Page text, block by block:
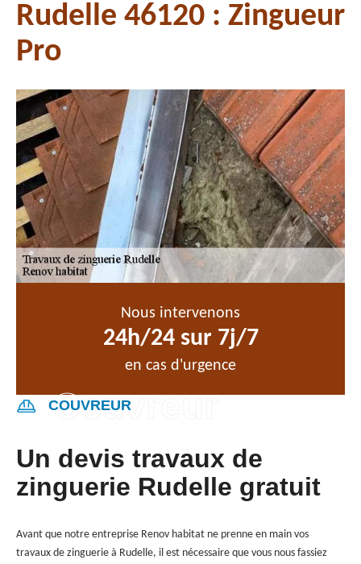
Rudelle 46120 : Zingueur
Pro
Nous intervenons
24h/24 sur 7j/7
en cas d'urgence
COUVREUR
Un devis travaux de
zinguerie Rudelle gratuit
Avant que notre entreprise Renov habitat ne prenne en main vos
travaux de zinguerie à Rudelle, il est nécessaire que vous nous fassiez